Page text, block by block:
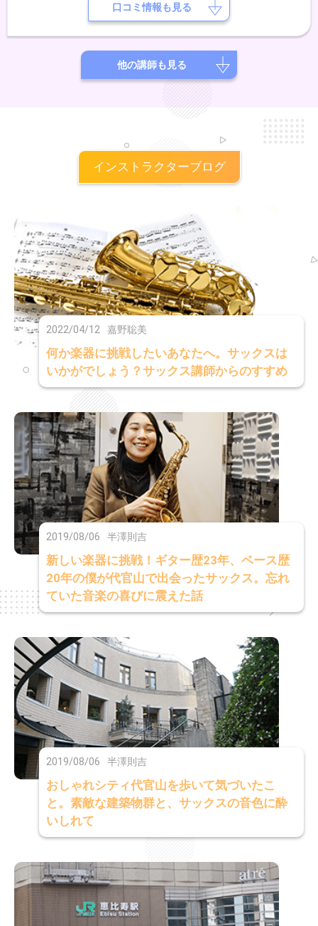
ク・クリムキーヴィッチ氏に師事。現在、バイオリンの講師をメインに
口コミ情報も見る
他の講師も見る
インストラクターブログ
2022/04/12 嘉野聡美
何か楽器に挑戦したいあなたへ。サックスは
いかがでしょう？サックス講師からのすすめ
2019/08/06 半澤則吉
新しい楽器に挑戦！ギター歴23年、ベース歴
20年の僕が代官山で出会ったサックス。忘れ
ていた音楽の喜びに震えた話
2019/08/06 半澤則吉
おしゃれシティ代官山を歩いて気づいたこ
と。素敵な建築物群と、サックスの音色に酔
いしれて